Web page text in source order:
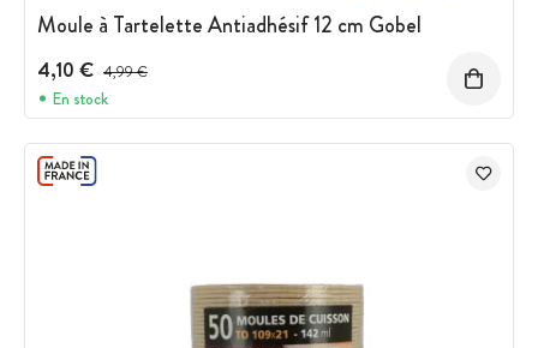
Moule à Tartelette Antiadhésif 12 cm Gobel
4,10 € Prix avant réduction :
4,99 €
En stock